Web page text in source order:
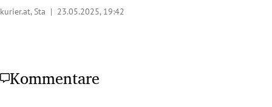
kurier.at, Sta | 23.05.2025, 19:42
Kommentare